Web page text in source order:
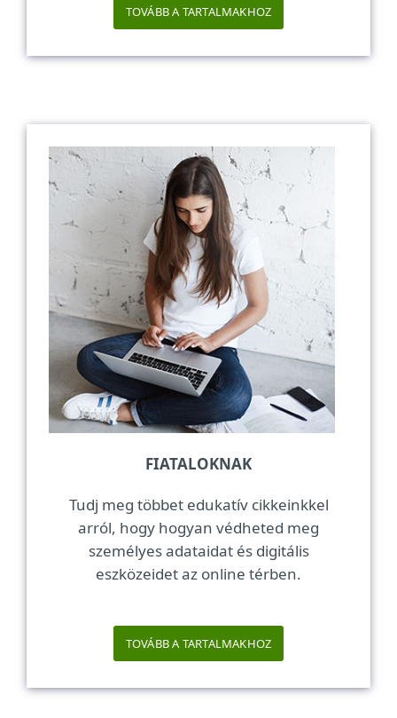
TOVÁBB A TARTALMAKHOZ
FIATALOKNAK
Tudj meg többet edukatív cikkeinkkel
arról, hogy hogyan védheted meg
személyes adataidat és digitális
eszközeidet az online térben.
TOVÁBB A TARTALMAKHOZ